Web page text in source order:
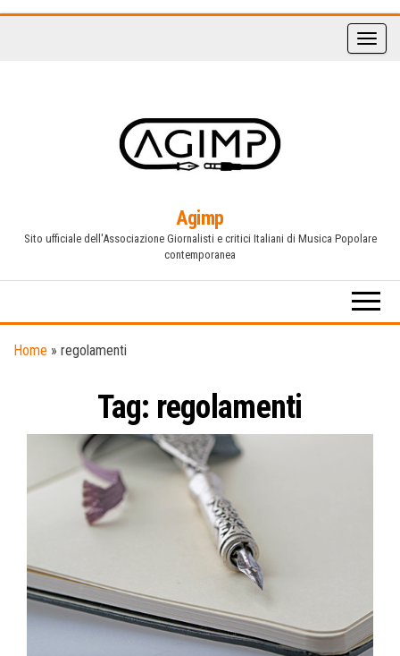
Agimp
Sito ufficiale dell'Associazione Giornalisti e critici Italiani di Musica Popolare
contemporanea
Home » regolamenti
Tag: regolamenti